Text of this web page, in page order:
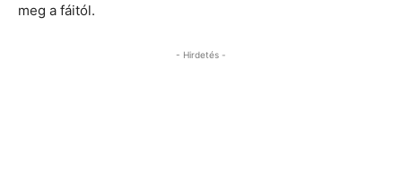
meg a fáitól.
- Hirdetés -